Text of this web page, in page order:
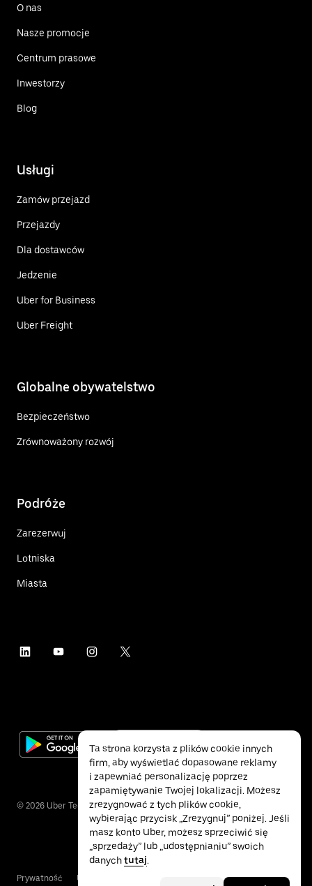
O nas
Nasze promocje
Centrum prasowe
Inwestorzy
Blog
Usługi
Zamów przejazd
Przejazdy
Dla dostawców
Jedzenie
Uber for Business
Uber Freight
Globalne obywatelstwo
Bezpieczeństwo
Zrównoważony rozwój
Podróże
Zarezerwuj
Lotniska
Miasta
© 2026 Uber Technologies Inc.
Prywatność Ułatwienia dostępu
Ta strona korzysta z plików cookie innych
firm, aby wyświetlać dopasowane reklamy
i zapewniać personalizację poprzez
zapamiętywanie Twojej lokalizacji. Możesz
zrezygnować z tych plików cookie,
wybierając przycisk „Zrezygnuj” poniżej. Jeśli
masz konto Uber, możesz sprzeciwić się
„sprzedaży” lub „udostępnianiu” swoich
danychtutaj.